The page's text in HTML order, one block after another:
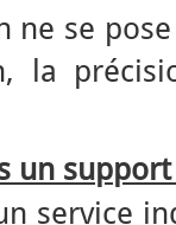
ne se
la
un
service